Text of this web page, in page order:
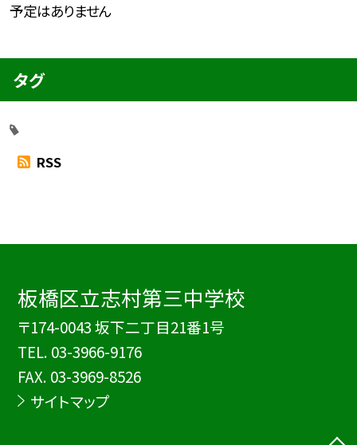
予定はありません
タグ
RSS
板橋区立志村第三中学校
〒174-0043 坂下二丁目21番1号
TEL. 03-3966-9176
FAX. 03-3969-8526
サイトマップ